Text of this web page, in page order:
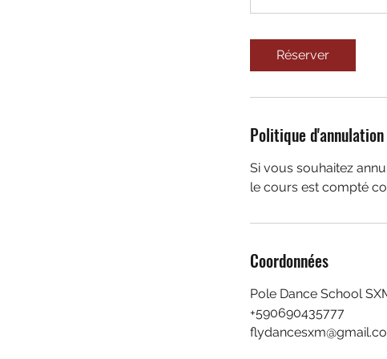
Réserver
Politique d'annulation
Si vous souhaitez
le cours est compté
Coordonnées
Pole Dance School
+590690435777